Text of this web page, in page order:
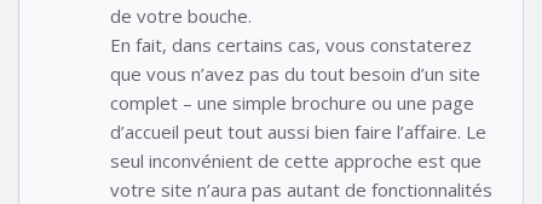
de votre bouche.
En fait, dans certains cas, vous constaterez
que vous n’avez pas du tout besoin d’un site
complet – une simple brochure ou une page
d’accueil peut tout aussi bien faire l’affaire. Le
seul inconvénient de cette approche est que
votre site n’aura pas autant de fonctionnalités